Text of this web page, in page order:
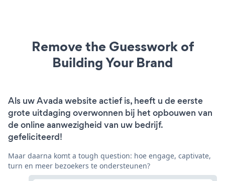
Remove the Guesswork of
Building Your Brand
Als uw Avada website actief is, heeft u de eerste
grote uitdaging overwonnen bij het opbouwen van
de online aanwezigheid van uw bedrijf.
gefeliciteerd!
Maar daarna komt a tough question: hoe engage, captivate,
turn en meer bezoekers te ondersteunen?